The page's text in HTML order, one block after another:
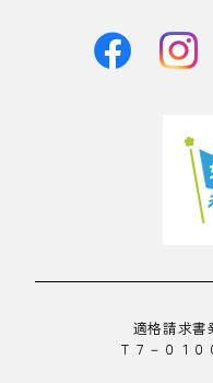
適格請求書
Ｔ７－０１